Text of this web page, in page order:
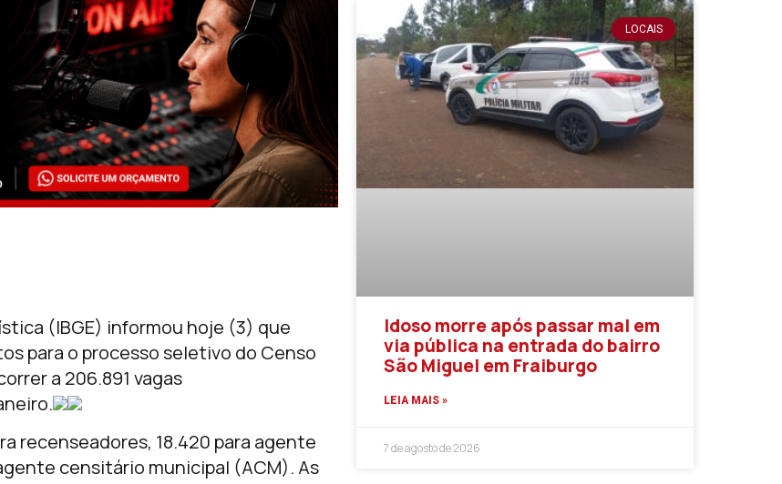
(IBGE) informou hoje (3) que
para o processo seletivo do Censo
a 206.891 vagas
recenseadores, 18.420 para agente
censitário municipal (ACM). As
LOCAIS
Idoso morre após passar mal em
via pública na entrada do bairro
São Miguel em Fraiburgo
LEIA MAIS »
7 de agosto de 2026